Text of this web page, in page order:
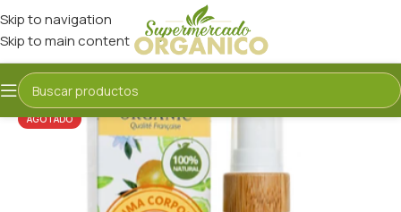
Skip to navigation
Skip to main content
AGOTADO